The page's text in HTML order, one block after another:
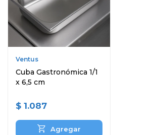
Ventus
Cuba Gastronómica 1/1
x 6,5 cm
$ 1.087